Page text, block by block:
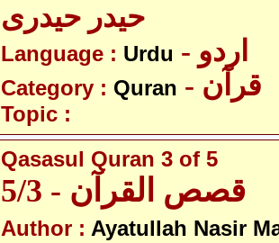
حیدر حیدری
Language : Urdu - اردو
Category : Quran - قرآن
Topic :
Qasasul Quran 3 of 5
قصص القرآن - 5/3
Author : Ayatullah Nasir